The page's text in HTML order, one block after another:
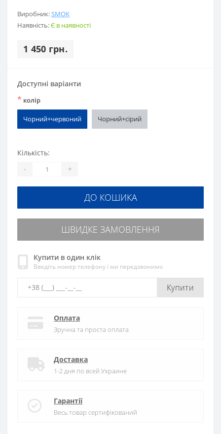
Виробник:SMOK
Наявність:Є в наявності
1 450 грн.
Доступні варіанти
* колір
Чорний+червоний Чорний+сірий
Кількість:
- +
ДО КОШИКА
ШВИДКЕ ЗАМОВЛЕННЯ
Купити в один клік
Введіть номер телефону і ми передзвонимо
Купити
Оплата
Зручна та проста оплата
Доставка
1-2 дня по всей Украине
Гарантії
Весь товар сертифікований